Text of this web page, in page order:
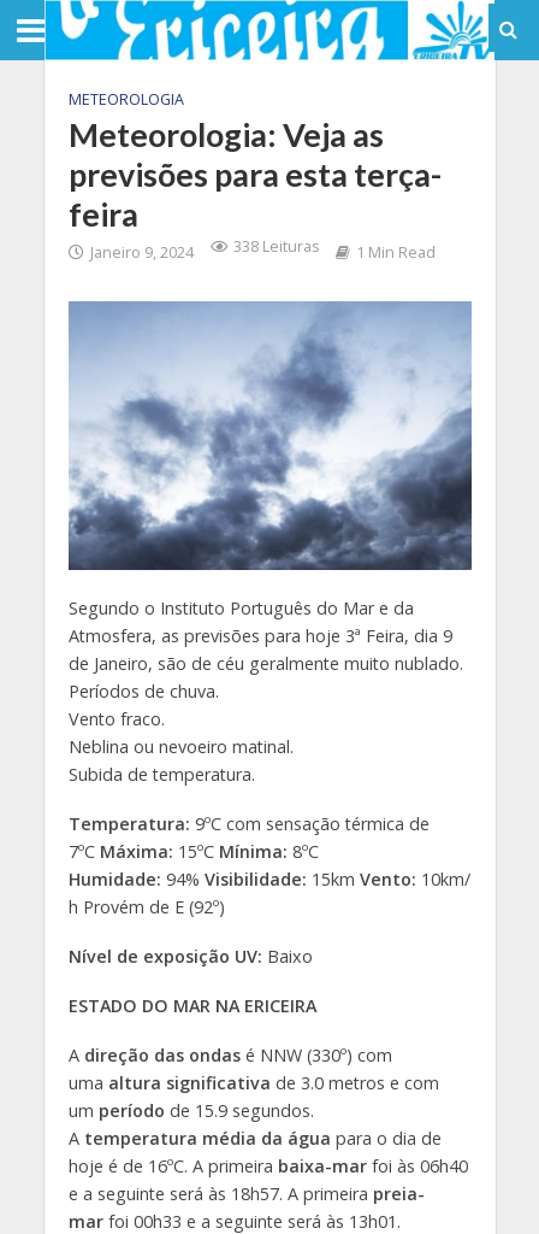
METEOROLOGIA
Meteorologia: Veja as
previsões para esta terça-
feira
Janeiro 9, 2024 338 Leituras 1 Min Read
Segundo o Instituto Português do Mar e da
Atmosfera, as previsões para hoje 3ª Feira, dia 9
de Janeiro, são de céu geralmente muito nublado.
Períodos de chuva.
Vento fraco.
Neblina ou nevoeiro matinal.
Subida de temperatura.
Temperatura: 9ºC com sensação térmica de
7ºC Máxima: 15ºC Mínima: 8ºC
Humidade: 94% Visibilidade: 15km Vento: 10km/
h Provém de E (92º)
Nível de exposição UV: Baixo
ESTADO DO MAR NA ERICEIRA
A direção das ondasé NNW (330º) com
uma altura significativa de 3.0 metros e com
um período de 15.9 segundos.
A temperatura média da água para o dia de
hoje é de 16ºC. A primeira baixa-marfoi às 06h40
e a seguinte será às 18h57. A primeira preia-
marfoi 00h33 e a seguinte será às 13h01.